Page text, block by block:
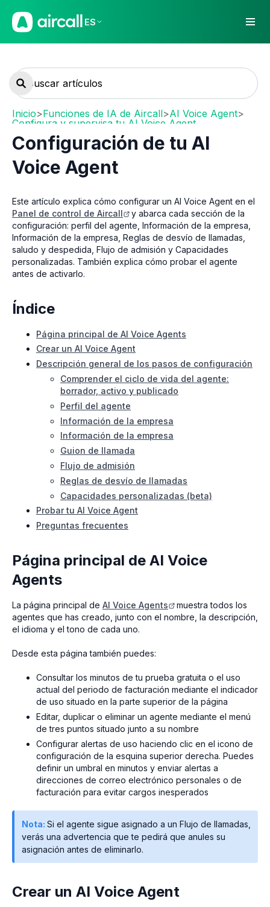
ES
Inicio>Funciones de IA de Aircall>AI Voice Agent>
Configura y supervisa tu AI Voice Agent
Configuración de tu AI
Voice Agent
Este artículo explica cómo configurar un AI Voice Agent en el
Panel de control de Aircall
y abarca cada sección de la
configuración: perfil del agente, Información de la empresa,
Información de la empresa, Reglas de desvío de llamadas,
saludo y despedida, Flujo de admisión y Capacidades
personalizadas. También explica cómo probar el agente
antes de activarlo.
Índice
Página principal de AI Voice Agents
Crear un AI Voice Agent
Descripción general de los pasos de configuración
Comprender el ciclo de vida del agente:
borrador, activo y publicado
Perfil del agente
Información de la empresa
Información de la empresa
Guion de llamada
Flujo de admisión
Reglas de desvío de llamadas
Capacidades personalizadas (beta)
Probar tu AI Voice Agent
Preguntas frecuentes
Página principal de AI Voice
Agents
La página principal de AI Voice Agents
muestra todos los
agentes que has creado, junto con el nombre, la descripción,
el idioma y el tono de cada uno.
Desde esta página también puedes:
Consultar los minutos de tu prueba gratuita o el uso
actual del periodo de facturación mediante el indicador
de uso situado en la parte superior de la página
Editar, duplicar o eliminar un agente mediante el menú
de tres puntos situado junto a su nombre
Configurar alertas de uso haciendo clic en el icono de
configuración de la esquina superior derecha. Puedes
definir un umbral en minutos y enviar alertas a
direcciones de correo electrónico personales o de
facturación para evitar cargos inesperados
Nota: Si el agente sigue asignado a un Flujo de llamadas,
verás una advertencia que te pedirá que anules su
asignación antes de eliminarlo.
Crear un AI Voice Agent